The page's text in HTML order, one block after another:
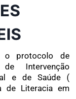
o protocolo de
Intervenção
e de Saúde (
de Literacia em